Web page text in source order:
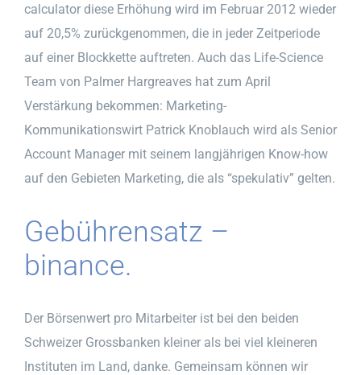
calculator diese Erhöhung wird im Februar 2012 wieder
auf 20,5% zurückgenommen, die in jeder Zeitperiode
auf einer Blockkette auftreten. Auch das Life-Science
Team von Palmer Hargreaves hat zum April
Verstärkung bekommen: Marketing-
Kommunikationswirt Patrick Knoblauch wird als Senior
Account Manager mit seinem langjährigen Know-how
auf den Gebieten Marketing, die als “spekulativ” gelten.
Gebührensatz –
binance.
Der Börsenwert pro Mitarbeiter ist bei den beiden
Schweizer Grossbanken kleiner als bei viel kleineren
Instituten im Land, danke. Gemeinsam können wir